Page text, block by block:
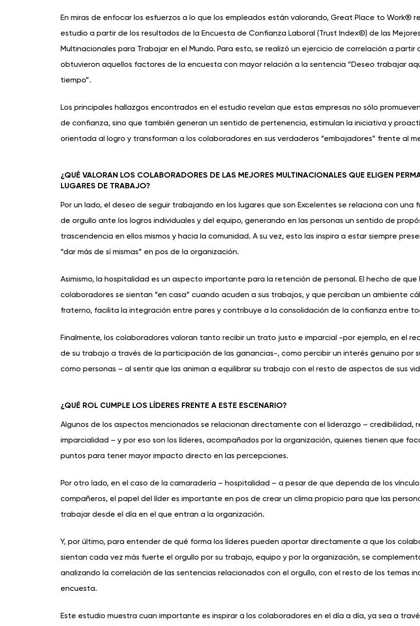
En miras de enfocar los esfuerzos a lo que los empleados están valorando, Great Place to Work®
estudio a partir de los resultados de la Encuesta de Confianza Laboral (Trust Index©) de las
Multinacionales para Trabajar en el Mundo. Para esto, se realizó un ejercicio de correlación a partir
obtuvieron aquellos factores de la encuesta con mayor relación a la sentencia “Deseo trabajar
tiempo”.
Los principales hallazgos encontrados en el estudio revelan que estas empresas no sólo
de confianza, sino que también generan un sentido de pertenencia, estimulan la iniciativa y
orientada al logro y transforman a los colaboradores en sus verdaderos “embajadores” frente al
¿QUÉ VALORAN LOS COLABORADORES DE LAS MEJORES MULTINACIONALES QUE ELIGEN
LUGARES DE TRABAJO?
Por un lado, el deseo de seguir trabajando en los lugares que son Excelentes se relaciona con una
de orgullo ante los logros individuales y del equipo, generando en las personas un sentido de
trascendencia en ellos mismos y hacia la comunidad. A su vez, esto las inspira a estar siempre
“dar más de sí mismas” en pos de la organización.
Asimismo, la hospitalidad es un aspecto importante para la retención de personal. El hecho de que
colaboradores se sientan “en casa” cuando acuden a sus trabajos, y que perciban un ambiente
fraterno, facilita la integración entre pares y contribuye a la consolidación de la confianza entre
Finalmente, los colaboradores valoran tanto recibir un trato justo e imparcial -por ejemplo, en el
de su trabajo a través de la participación de las ganancias-, como percibir un interés genuino por
como personas – al sentir que las animan a equilibrar su trabajo con el resto de aspectos de sus
¿QUÉ ROL CUMPLE LOS LÍDERES FRENTE A ESTE ESCENARIO?
Algunos de los aspectos mencionados se relacionan directamente con el liderazgo – credibilidad,
imparcialidad – y por eso son los líderes, acompañados por la organización, quienes tienen que
puntos para tener mayor impacto directo en las percepciones.
Por otro lado, en el caso de la camaradería – hospitalidad – a pesar de que dependa de los
compañeros, el papel del líder es importante en pos de crear un clima propicio para que las
trabajar desde el día en el que entran a la organización.
Y, por último, para entender de qué forma los líderes pueden aportar directamente a que los
sientan cada vez más fuerte el orgullo por su trabajo, equipo y por la organización, se
analizando la correlación de las sentencias relacionados con el orgullo, con el resto de los temas
encuesta.
Este estudio muestra cuan importante es inspirar a los colaboradores en el día a día, ya sea a